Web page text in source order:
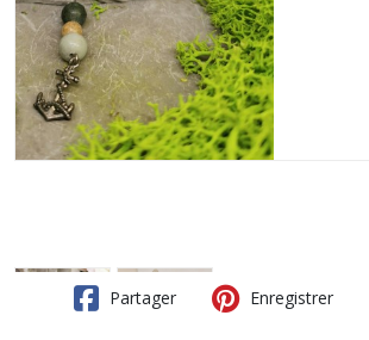
Partager Enregistrer